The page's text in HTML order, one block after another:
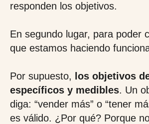
responden los objetivos.
En segundo lugar, para poder
que estamos haciendo
Por supuesto,
los objetivos
específicos y medibles. Un
diga: “vender más” o “tener
es válido. ¿Por qué? Porque